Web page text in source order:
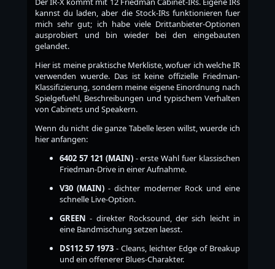
kannst du laden, aber die Stock-IRs funktionieren fuer
mich sehr gut; ich habe viele Drittanbieter-Optionen
ausprobiert und bin wieder bei den eingebauten
gelandet.
Hier ist meine praktische Merkliste, wofuer ich welche IR
verwenden wuerde. Das ist keine offizielle Friedman-
Klassifizierung, sondern meine eigene Einordnung nach
Spielgefuehl, Beschreibungen und typischem Verhalten
von Cabinets und Speakern.
Wenn du nicht die ganze Tabelle lesen willst, wuerde ich
hier anfangen:
6402 57 121 (MAIN)- erste Wahl fuer klassischen
Friedman-Drive in einer Aufnahme.
V30 (MAIN) - dichter moderner Rock und eine
schnelle Live-Option.
GREEN - direkter Rocksound, der sich leicht in
eine Bandmischung setzen laesst.
DS112 57 1973 - Cleans, leichter Edge of Breakup
und ein offenerer Blues-Charakter.